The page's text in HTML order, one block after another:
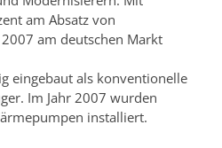
am Absatz von
am deutschen Markt
eingebaut als konventionelle
Im Jahr 2007 wurden
installiert.